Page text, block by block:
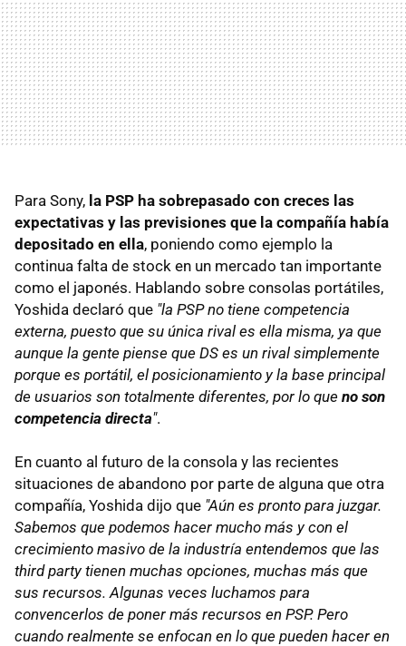
Para Sony, la PSP ha sobrepasado con creces las
expectativas y las previsiones que la compañía había
depositado en ella, poniendo como ejemplo la
continua falta de stock en un mercado tan importante
como el japonés. Hablando sobre consolas portátiles,
Yoshida declaró que "la PSP no tiene competencia
externa, puesto que su única rival es ella misma, ya que
aunque la gente piense que DS es un rival simplemente
porque es portátil, el posicionamiento y la base principal
de usuarios son totalmente diferentes, por lo que no son
competencia directa".
En cuanto al futuro de la consola y las recientes
situaciones de abandono por parte de alguna que otra
compañía, Yoshida dijo que "Aún es pronto para juzgar.
Sabemos que podemos hacer mucho más y con el
crecimiento masivo de la industría entendemos que las
third party tienen muchas opciones, muchas más que
sus recursos. Algunas veces luchamos para
convencerlos de poner más recursos en PSP. Pero
cuando realmente se enfocan en lo que pueden hacer en